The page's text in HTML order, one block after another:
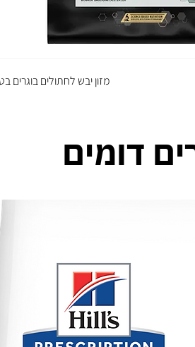
מזון יבש לחתולים בוגרים
דומים